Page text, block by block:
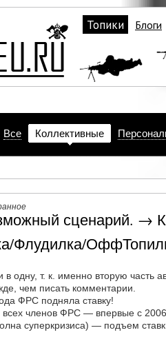
Топики Блоги
Все Коллективные
сценарий. →
Флудилка/
одну, т. к. именно вторую часть
чем писать комментарии.
ФРС подняла ставку!
членов ФРС — впервые с
суперкризиса) — подъем